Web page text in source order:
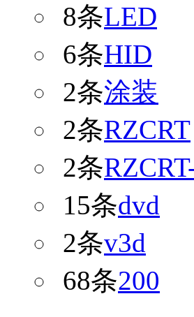
8条LED
6条HID
2条涂装
2条RZCRT
2条
15条dvd
2条v3d
68条200